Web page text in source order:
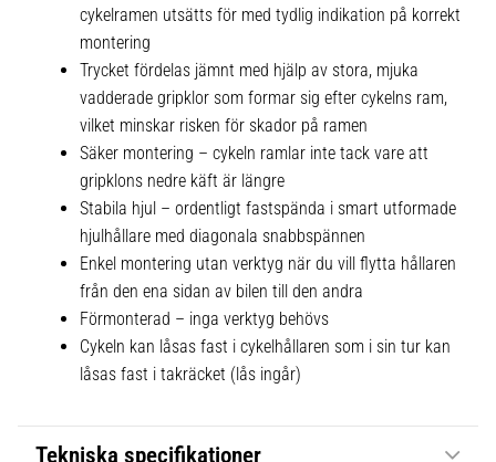
cykelramen utsätts för med tydlig indikation på korrekt
montering
Trycket fördelas jämnt med hjälp av stora, mjuka
vadderade gripklor som formar sig efter cykelns ram,
vilket minskar risken för skador på ramen
Säker montering – cykeln ramlar inte tack vare att
gripklons nedre käft är längre
Stabila hjul – ordentligt fastspända i smart utformade
hjulhållare med diagonala snabbspännen
Enkel montering utan verktyg när du vill flytta hållaren
från den ena sidan av bilen till den andra
Förmonterad – inga verktyg behövs
Cykeln kan låsas fast i cykelhållaren som i sin tur kan
låsas fast i takräcket (lås ingår)
Tekniska specifikationer